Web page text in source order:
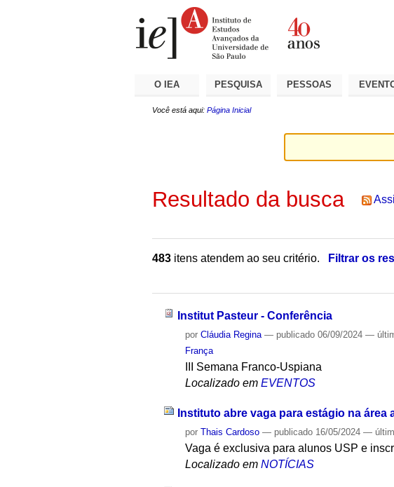
O IEA PESQUISA PESSOAS
Você está aqui: Página Inicial
Resultado da busca
483 itens atendem ao seu critério.
Filtrar os
Institut Pasteur - Conferência
porCláudia Regina — publicado 06/09/2024—
França
III Semana Franco-Uspiana
Localizado em EVENTOS
Instituto abre vaga para estágio na área
porThais Cardoso — publicado 16/05/2024—
Vaga é exclusiva para alunos USP e
Localizado em NOTÍCIAS